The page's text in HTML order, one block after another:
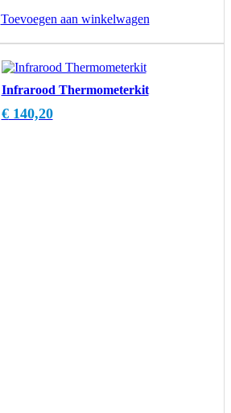
Toevoegen aan winkelwagen
Infrarood Thermometerkit
€140,20